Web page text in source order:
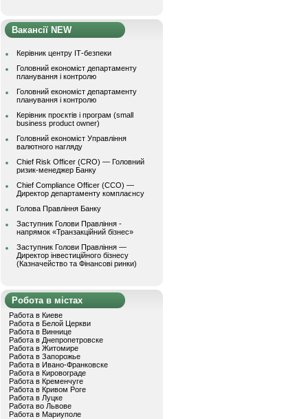
Вакансії NEW
Керівник центру ІТ-безпеки
Головний економіст департаменту
планування і контролю
Головний економіст департаменту
планування і контролю
Керівник проєктів і програм (small
business product owner)
Головний економіст Управління
валютного нагляду
Chief Risk Officer (CRO) — Головний
ризик-менеджер Банку
Chief Compliance Officer (CCO) —
Директор департаменту комплаєнсу
Голова Правління Банку
Заступник Голови Правління -
напрямок «Транзакційний бізнес»
Заступник Голови Правління —
Директор інвестиційного бізнесу
(Казначейство та Фінансові ринки)
Робота в містах
Работа в Киеве
Работа в Белой Церкви
Работа в Виннице
Работа в Днепропетровске
Работа в Житомире
Работа в Запорожье
Работа в Ивано-Франковске
Работа в Кировограде
Работа в Кременчуге
Работа в Кривом Роге
Работа в Луцке
Работа во Львове
Работа в Мариуполе